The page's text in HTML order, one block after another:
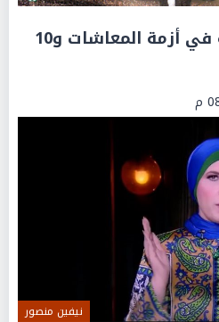
نيفين منصور: انفراجة في أزمة المعاشات و10
نيفين منصور